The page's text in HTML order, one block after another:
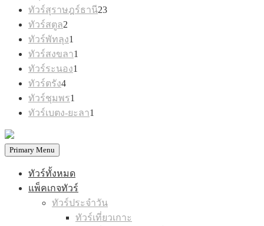
สินค้า
ทัวร์สุราษฎร์ธานี23
ทัวร์สตูล2
สินค้า
ทัวร์พัทลุง1
สินค้า
ทัวร์สงขลา1
ทัวร์ระนอง1
ทัวร์ตรัง4
สินค้า
ทัวร์ชุมพร1
สินค้า
ทัวร์เบตง-ยะลา1
Primary Menu
ทัวร์ทั้งหมด
แพ็คเกจทัวร์
ทัวร์ประจำวัน
ทัวร์เที่ยวเกาะ